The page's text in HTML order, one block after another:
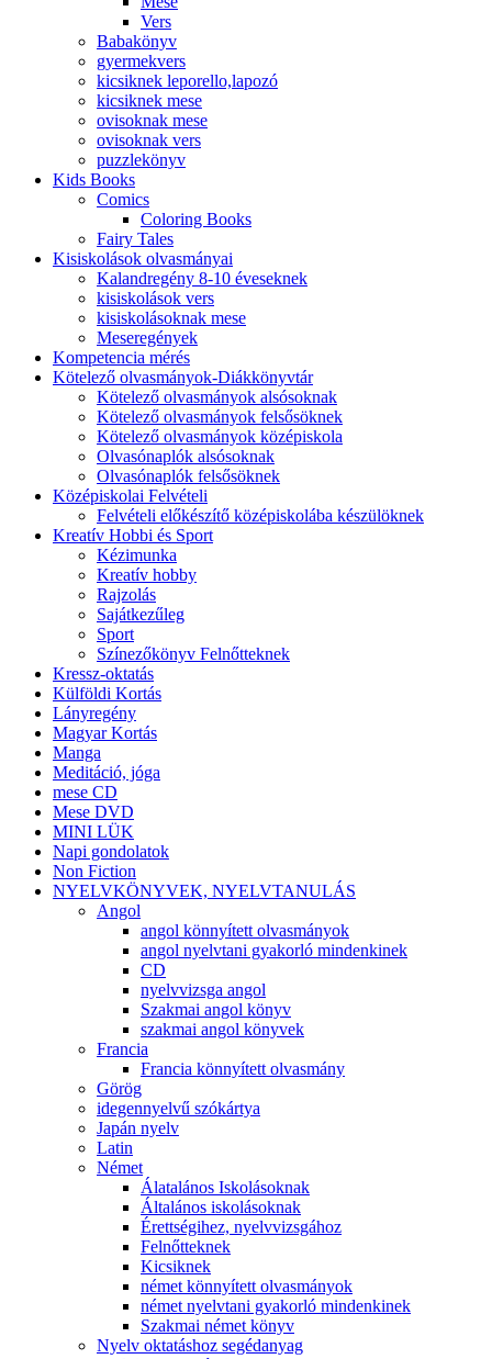
Vers
Babakönyv
gyermekvers
kicsiknek leporello,lapozó
kicsiknek mese
ovisoknak mese
ovisoknak vers
puzzlekönyv
Kids Books
Comics
Coloring Books
Fairy Tales
Kisiskolások olvasmányai
Kalandregény 8-10 éveseknek
kisiskolások vers
kisiskolásoknak mese
Meseregények
Kompetencia mérés
Kötelező olvasmányok-Diákkönyvtár
Kötelező olvasmányok alsósoknak
Kötelező olvasmányok felsősöknek
Kötelező olvasmányok középiskola
Olvasónaplók alsósoknak
Olvasónaplók felsősöknek
Középiskolai Felvételi
Felvételi előkészítő középiskolába készülöknek
Kreatív Hobbi és Sport
Kézimunka
Kreatív hobby
Rajzolás
Sajátkezűleg
Sport
Színezőkönyv Felnőtteknek
Kressz-oktatás
Külföldi Kortás
Lányregény
Magyar Kortás
Manga
Meditáció, jóga
mese CD
Mese DVD
MINI LÜK
Napi gondolatok
Non Fiction
NYELVKÖNYVEK, NYELVTANULÁS
Angol
angol könnyített olvasmányok
angol nyelvtani gyakorló mindenkinek
CD
nyelvvizsga angol
Szakmai angol könyv
szakmai angol könyvek
Francia
Francia könnyített olvasmány
Görög
idegennyelvű szókártya
Japán nyelv
Latin
Német
Álatalános Iskolásoknak
Általános iskolásoknak
Érettségihez, nyelvvizsgához
Felnőtteknek
Kicsiknek
német könnyített olvasmányok
német nyelvtani gyakorló mindenkinek
Szakmai német könyv
Nyelv oktatáshoz segédanyag